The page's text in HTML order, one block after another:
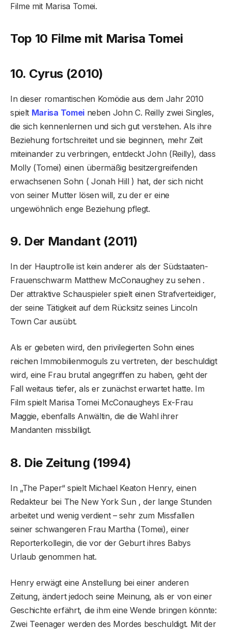
Filme mit Marisa Tomei.
Top 10 Filme mit Marisa Tomei
10. Cyrus (2010)
In dieser romantischen Komödie aus dem Jahr 2010
spielt Marisa Tomeineben John C. Reilly zwei Singles,
die sich kennenlernen und sich gut verstehen. Als ihre
Beziehung fortschreitet und sie beginnen, mehr Zeit
miteinander zu verbringen, entdeckt John (Reilly), dass
Molly (Tomei) einen übermäßig besitzergreifenden
erwachsenen Sohn ( Jonah Hill ) hat, der sich nicht
von seiner Mutter lösen will, zu der er eine
ungewöhnlich enge Beziehung pflegt.
9. Der Mandant (2011)
In der Hauptrolle ist kein anderer als der Südstaaten-
Frauenschwarm Matthew McConaughey zu sehen .
Der attraktive Schauspieler spielt einen Strafverteidiger,
der seine Tätigkeit auf dem Rücksitz seines Lincoln
Town Car ausübt.
Als er gebeten wird, den privilegierten Sohn eines
reichen Immobilienmoguls zu vertreten, der beschuldigt
wird, eine Frau brutal angegriffen zu haben, geht der
Fall weitaus tiefer, als er zunächst erwartet hatte. Im
Film spielt Marisa Tomei McConaugheys Ex-Frau
Maggie, ebenfalls Anwältin, die die Wahl ihrer
Mandanten missbilligt.
8. Die Zeitung (1994)
In „The Paper“ spielt Michael Keaton Henry, einen
Redakteur bei The New York Sun , der lange Stunden
arbeitet und wenig verdient – sehr zum Missfallen
seiner schwangeren Frau Martha (Tomei), einer
Reporterkollegin, die vor der Geburt ihres Babys
Urlaub genommen hat.
Henry erwägt eine Anstellung bei einer anderen
Zeitung, ändert jedoch seine Meinung, als er von einer
Geschichte erfährt, die ihm eine Wende bringen könnte:
Zwei Teenager werden des Mordes beschuldigt. Mit der